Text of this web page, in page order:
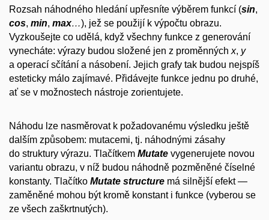
Rozsah náhodného hledání upřesníte výběrem funkcí (sin,
cos, min, max…), jež se použijí k výpočtu obrazu.
Vyzkoušejte co udělá, když všechny funkce z generování
vynecháte: výrazy budou složené jen z proměnných x, y
a operací sčítání a násobení. Jejich grafy tak budou nejspíš
esteticky málo zajímavé. Přidávejte funkce jednu po druhé,
ať se v možnostech nástroje zorientujete.
Náhodu lze nasměrovat k požadovanému výsledku ještě
dalším způsobem: mutacemi, tj. náhodnými zásahy
do struktury výrazu. Tlačítkem Mutate vygenerujete novou
variantu obrazu, v níž budou náhodně pozměněné číselné
konstanty. Tlačítko Mutate structure má silnější efekt —
zaměněné mohou být kromě konstant i funkce (vyberou se
ze všech zaškrtnutých).